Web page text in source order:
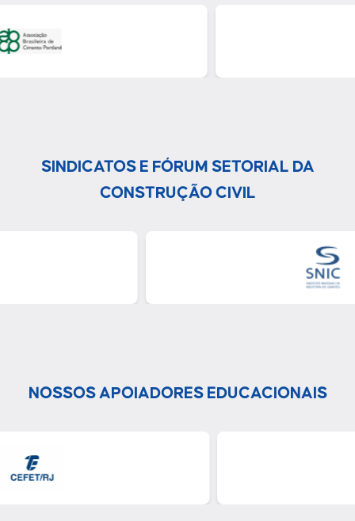
SINDICATOS E FÓRUM SETORIAL DA
CONSTRUÇÃO CIVIL
NOSSOS APOIADORES EDUCACIONAIS